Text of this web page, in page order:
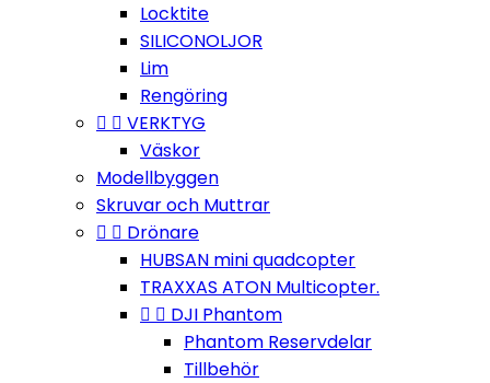
Locktite
SILICONOLJOR
Lim
Rengöring
  VERKTYG
Väskor
Modellbyggen
Skruvar och Muttrar
  Drönare
HUBSAN mini quadcopter
TRAXXAS ATON Multicopter.
  DJI Phantom
Phantom Reservdelar
Tillbehör